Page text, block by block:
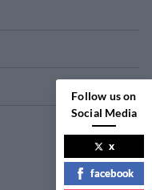
Follow us on
Social Media
x
facebook